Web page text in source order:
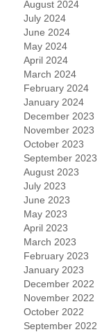
August 2024
July 2024
June 2024
May 2024
April 2024
March 2024
February 2024
January 2024
December 2023
November 2023
October 2023
September 2023
August 2023
July 2023
June 2023
May 2023
April 2023
March 2023
February 2023
January 2023
December 2022
November 2022
October 2022
September 2022